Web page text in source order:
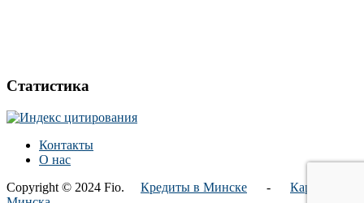
Статистика
Контакты
О нас
Copyright © 2024 Fio. Кредиты в Минске - Карта